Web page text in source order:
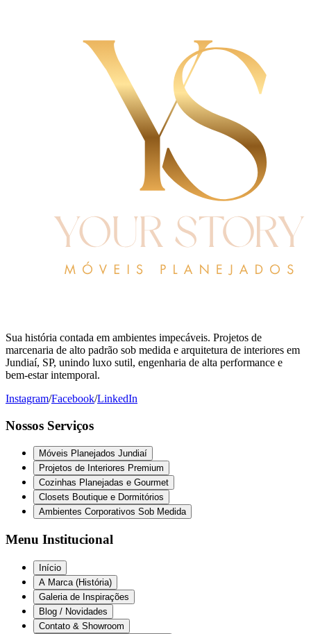
Sua história contada em ambientes impecáveis. Projetos de
marcenaria de alto padrão sob medida e arquitetura de interiores em
Jundiaí, SP, unindo luxo sutil, engenharia de alta performance e
bem-estar intemporal.
Instagram/Facebook/LinkedIn
Nossos Serviços
Móveis Planejados Jundiaí
Projetos de Interiores Premium
Cozinhas Planejadas e Gourmet
Closets Boutique e Dormitórios
Ambientes Corporativos Sob Medida
Menu Institucional
Início
A Marca (História)
Galeria de Inspirações
Blog / Novidades
Contato & Showroom